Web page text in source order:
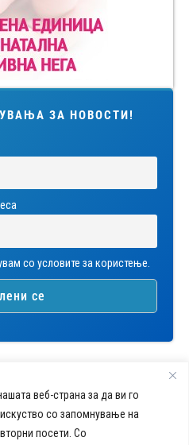
веб-страна за да ви го
со запомнување на
посети. Со
ЗА НОВОСТИ!
со условите за користење.